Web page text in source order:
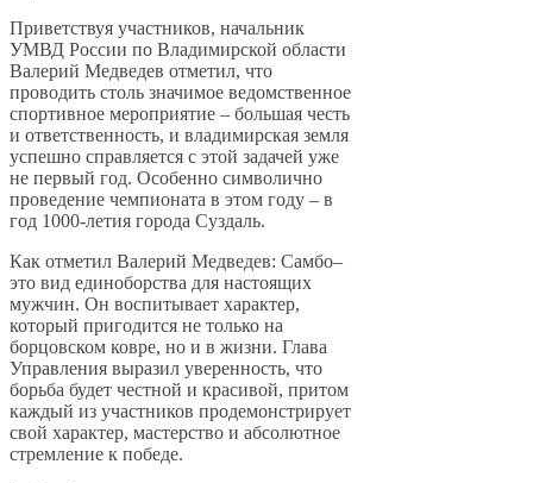
Приветствуя участников, начальник
УМВД России по Владимирской области
Валерий Медведев отметил, что
проводить столь значимое ведомственное
спортивное мероприятие – большая честь
и ответственность, и владимирская земля
успешно справляется с этой задачей уже
не первый год. Особенно символично
проведение чемпионата в этом году – в
год 1000-летия города Суздаль.
Как отметил Валерий Медведев: Самбо–
это вид единоборства для настоящих
мужчин. Он воспитывает характер,
который пригодится не только на
борцовском ковре, но и в жизни. Глава
Управления выразил уверенность, что
борьба будет честной и красивой, притом
каждый из участников продемонстрирует
свой характер, мастерство и абсолютное
стремление к победе.